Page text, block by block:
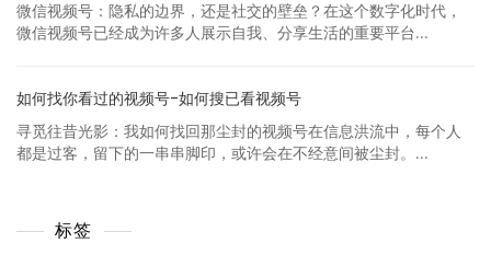
微信视频号：隐私的边界，还是社交的壁垒？在这个数字化时代，
微信视频号已经成为许多人展示自我、分享生活的重要平台...
如何找你看过的视频号-如何搜已看视频号
寻觅往昔光影：我如何找回那尘封的视频号在信息洪流中，每个人
都是过客，留下的一串串脚印，或许会在不经意间被尘封。...
标签